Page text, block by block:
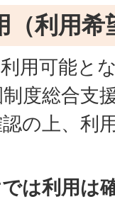
（利用希
用可能と
度総合支
の上、利
は利用は